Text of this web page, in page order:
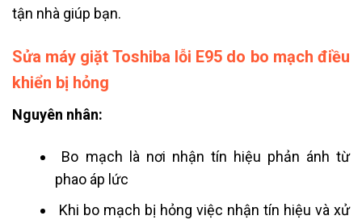
tận nhà giúp bạn.
Sửa máy giặt Toshiba lỗi E95 do bo mạch điều
khiển bị hỏng
Nguyên nhân:
Bo mạch là nơi nhận tín hiệu phản ánh từ
phao áp lức
Khi bo mạch bị hỏng việc nhận tín hiệu và xử